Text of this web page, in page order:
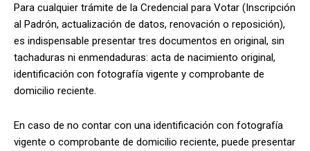
Para cualquier trámite de la Credencial para Votar (Inscripción
al Padrón, actualización de datos, renovación o reposición),
es indispensable presentar tres documentos en original, sin
tachaduras ni enmendaduras: acta de nacimiento original,
identificación con fotografía vigente y comprobante de
domicilio reciente.
En caso de no contar con una identificación con fotografía
vigente o comprobante de domicilio reciente, puede presentar